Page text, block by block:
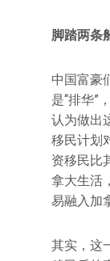
脚踏两条
中国富豪
是“排华”
认为做出
移民计划
资移民比
拿大生活
易融入加
其实，这